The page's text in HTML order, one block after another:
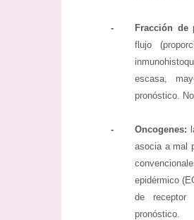
-
Fracción
flujo
escasa,
pronóstico.
- Oncogenes:
asocia a mal
epidérmico
de
pronóstico.